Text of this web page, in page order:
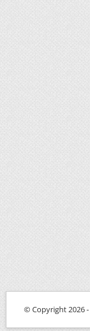
© Copyright 2026 -